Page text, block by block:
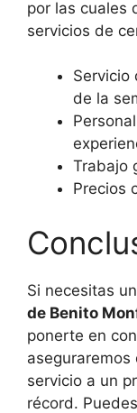
por las cuales
servicios de
Servicio
de la
Trabajo
Precios
Si necesitas un
de Benito
ponerte en
servicio a un
récord.